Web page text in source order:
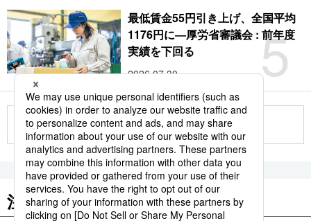
5
最低賃金55円引き上げ、全国平均
1176円に―厚労省審議会 : 前年度
実績を下回る
2026.07.30
もっと見る
注目のキーワード